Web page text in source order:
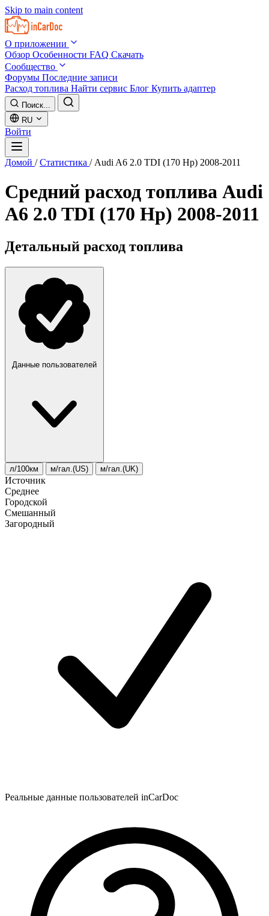
Skip to main content
О приложении
Обзор Особенности FAQ Скачать
Сообщество
Форумы Последние записи
Расход топлива Найти сервис Блог Купить адаптер
Поиск...
RU
Войти
Домой / Статистика / Audi A6 2.0 TDI (170 Hp) 2008-2011
Средний расход топлива Audi
A6 2.0 TDI (170 Hp) 2008-2011
Детальный расход топлива
Данные пользователей
л/100км м/гал.(US) м/гал.(UK)
Источник
Среднее
Городской
Смешанный
Загородный
Реальные данные пользователей inCarDoc